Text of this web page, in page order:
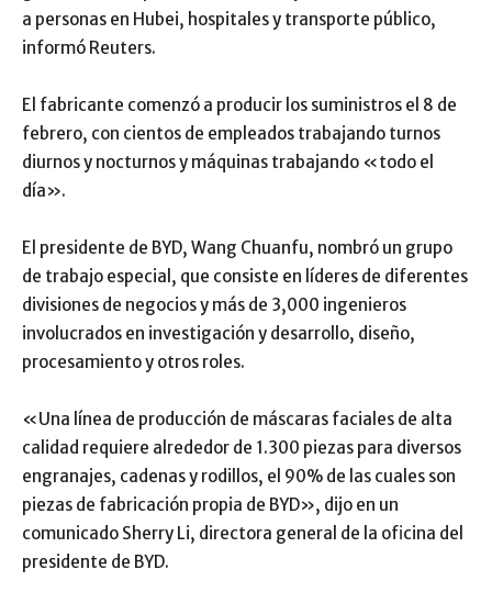
a personas en Hubei, hospitales y transporte público,
informó Reuters.
El fabricante comenzó a producir los suministros el 8 de
febrero, con cientos de empleados trabajando turnos
diurnos y nocturnos y máquinas trabajando «todo el
día».
El presidente de BYD, Wang Chuanfu, nombró un grupo
de trabajo especial, que consiste en líderes de diferentes
divisiones de negocios y más de 3,000 ingenieros
involucrados en investigación y desarrollo, diseño,
procesamiento y otros roles.
«Una línea de producción de máscaras faciales de alta
calidad requiere alrededor de 1.300 piezas para diversos
engranajes, cadenas y rodillos, el 90% de las cuales son
piezas de fabricación propia de BYD», dijo en un
comunicado Sherry Li, directora general de la oficina del
presidente de BYD.